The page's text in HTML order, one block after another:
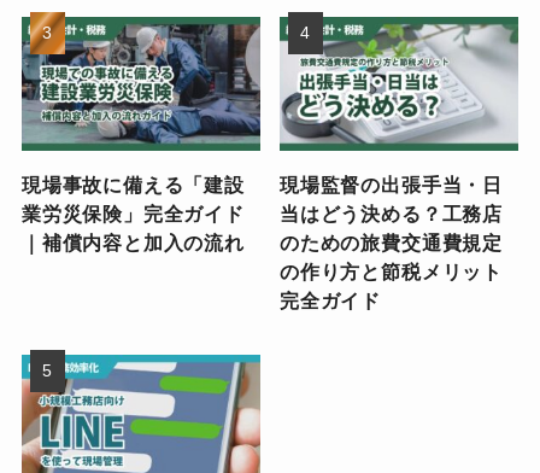
現場事故に備える「建設
業労災保険」完全ガイド
｜補償内容と加入の流れ
現場監督の出張手当・日
当はどう決める？工務店
のための旅費交通費規定
の作り方と節税メリット
完全ガイド